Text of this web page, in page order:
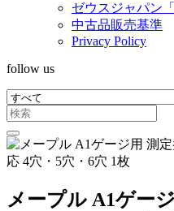
ゼウスジャパン
中古品販売基準
Privacy Policy
follow us
メープル A1ゲー